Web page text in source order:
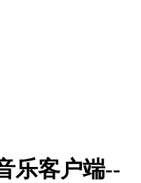
乐客户端--